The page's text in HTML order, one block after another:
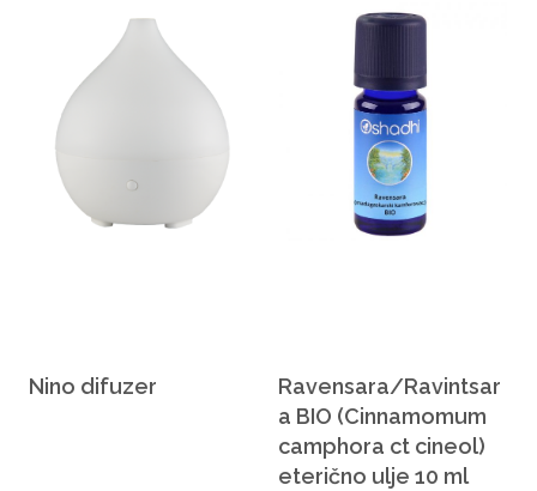
Nino difuzer
Ravensara/Ravintsar
a BIO (Cinnamomum
camphora ct cineol)
eterično ulje 10 ml